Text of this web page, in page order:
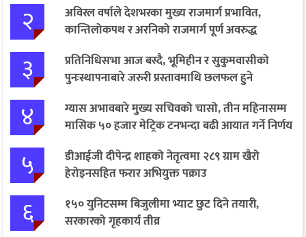
२
अविरल वर्षाले देशभरका मुख्य राजमार्ग प्रभावित,
कान्तिलोकपथ र अरनिको राजमार्ग पूर्ण अवरुद्ध
३
प्रतिनिधिसभा आज बस्दै, भूमिहीन र सुकुमवासीको
पुनःस्थापनाबारे जरुरी प्रस्तावमाथि छलफल हुने
४
ग्यास अभावबारे मुख्य सचिवको चासो, तीन महिनासम्म
मासिक ५० हजार मेट्रिक टनभन्दा बढी आयात गर्ने निर्णय
५
डीआईजी दीपेन्द्र शाहको नेतृत्वमा २८९ ग्राम खैरो
हेरोइनसहित फरार अभियुक्त पक्राउ
६
१५० युनिटसम्म बिजुलीमा भ्याट छुट दिने तयारी,
सरकारको गृहकार्य तीव्र